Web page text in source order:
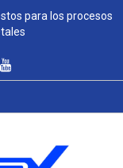
para los procesos